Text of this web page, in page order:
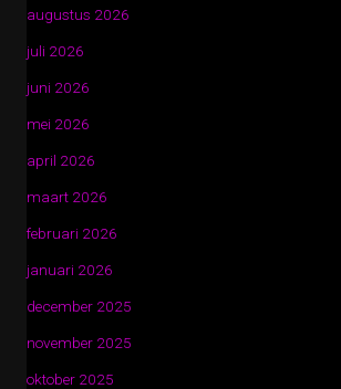
augustus 2026
juli 2026
juni 2026
mei 2026
april 2026
maart 2026
februari 2026
januari 2026
december 2025
november 2025
oktober 2025